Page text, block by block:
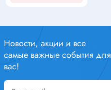
Новости, акции и все
самые важные события для
вас!